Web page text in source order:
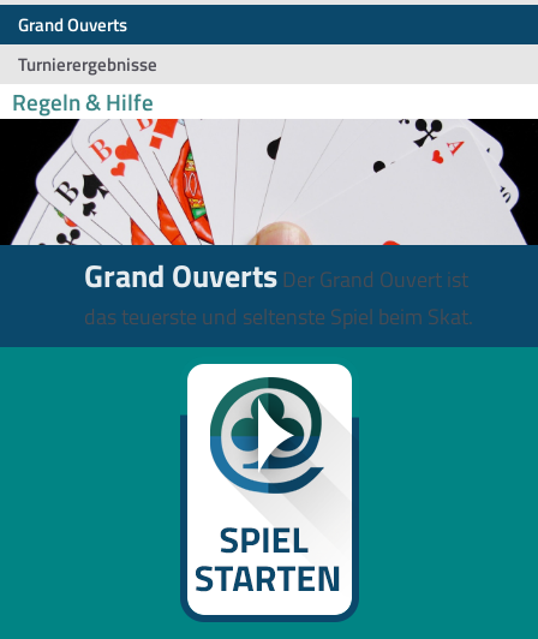
Grand Ouverts
Turnierergebnisse
Regeln & Hilfe
Grand OuvertsDer Grand Ouvert ist
das teuerste und seltenste Spiel beim Skat.